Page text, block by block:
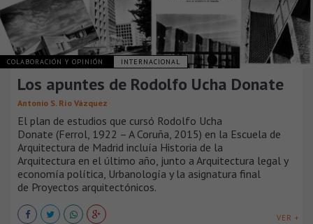
COLABORACIÓN Y OPINIÓN INTERNACIONAL
Los apuntes de Rodolfo Ucha Donate
Antonio S. Río Vázquez
El plan de estudios que cursó Rodolfo Ucha
Donate (Ferrol, 1922 – A Coruña, 2015) en la Escuela de
Arquitectura de Madrid incluía Historia de la
Arquitectura en el último año, junto a Arquitectura legal y
economía política, Urbanología y la asignatura final
de Proyectos arquitectónicos.
VER +